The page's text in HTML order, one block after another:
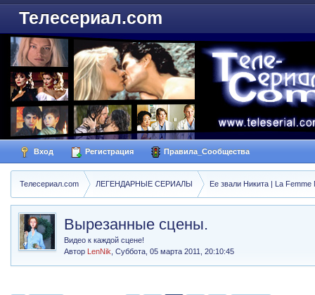
Телесериал.com
Вход Регистрация Правила_Сообщества
Телесериал.com ЛЕГЕНДАРНЫЕ СЕРИАЛЫ Ее звали Никита | La Femme
Вырезанные сцены.
Видео к каждой сцене!
Автор LenNik ,Суббота, 05 марта 2011, 20:10:45